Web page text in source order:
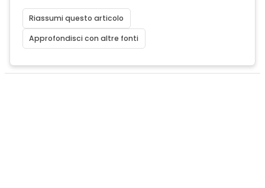
Riassumi questo articolo
Approfondisci con altre fonti